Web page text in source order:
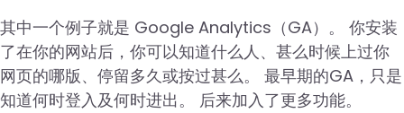
其中一个例子就是 Google Analytics（GA）。 你安装
了在你的网站后，你可以知道什么人、甚么时候上过你
网页的哪版、停留多久或按过甚么。 最早期的GA，只是
知道何时登入及何时进出。 后来加入了更多功能。